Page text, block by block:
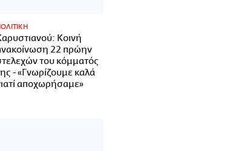
Κοινή
22 πρώην
του κόμματός
- «Γνωρίζουμε καλά
αποχωρήσαμε»